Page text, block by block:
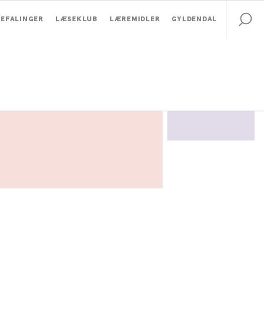
LÆSEKLUB LÆREMIDLER GYLDENDAL